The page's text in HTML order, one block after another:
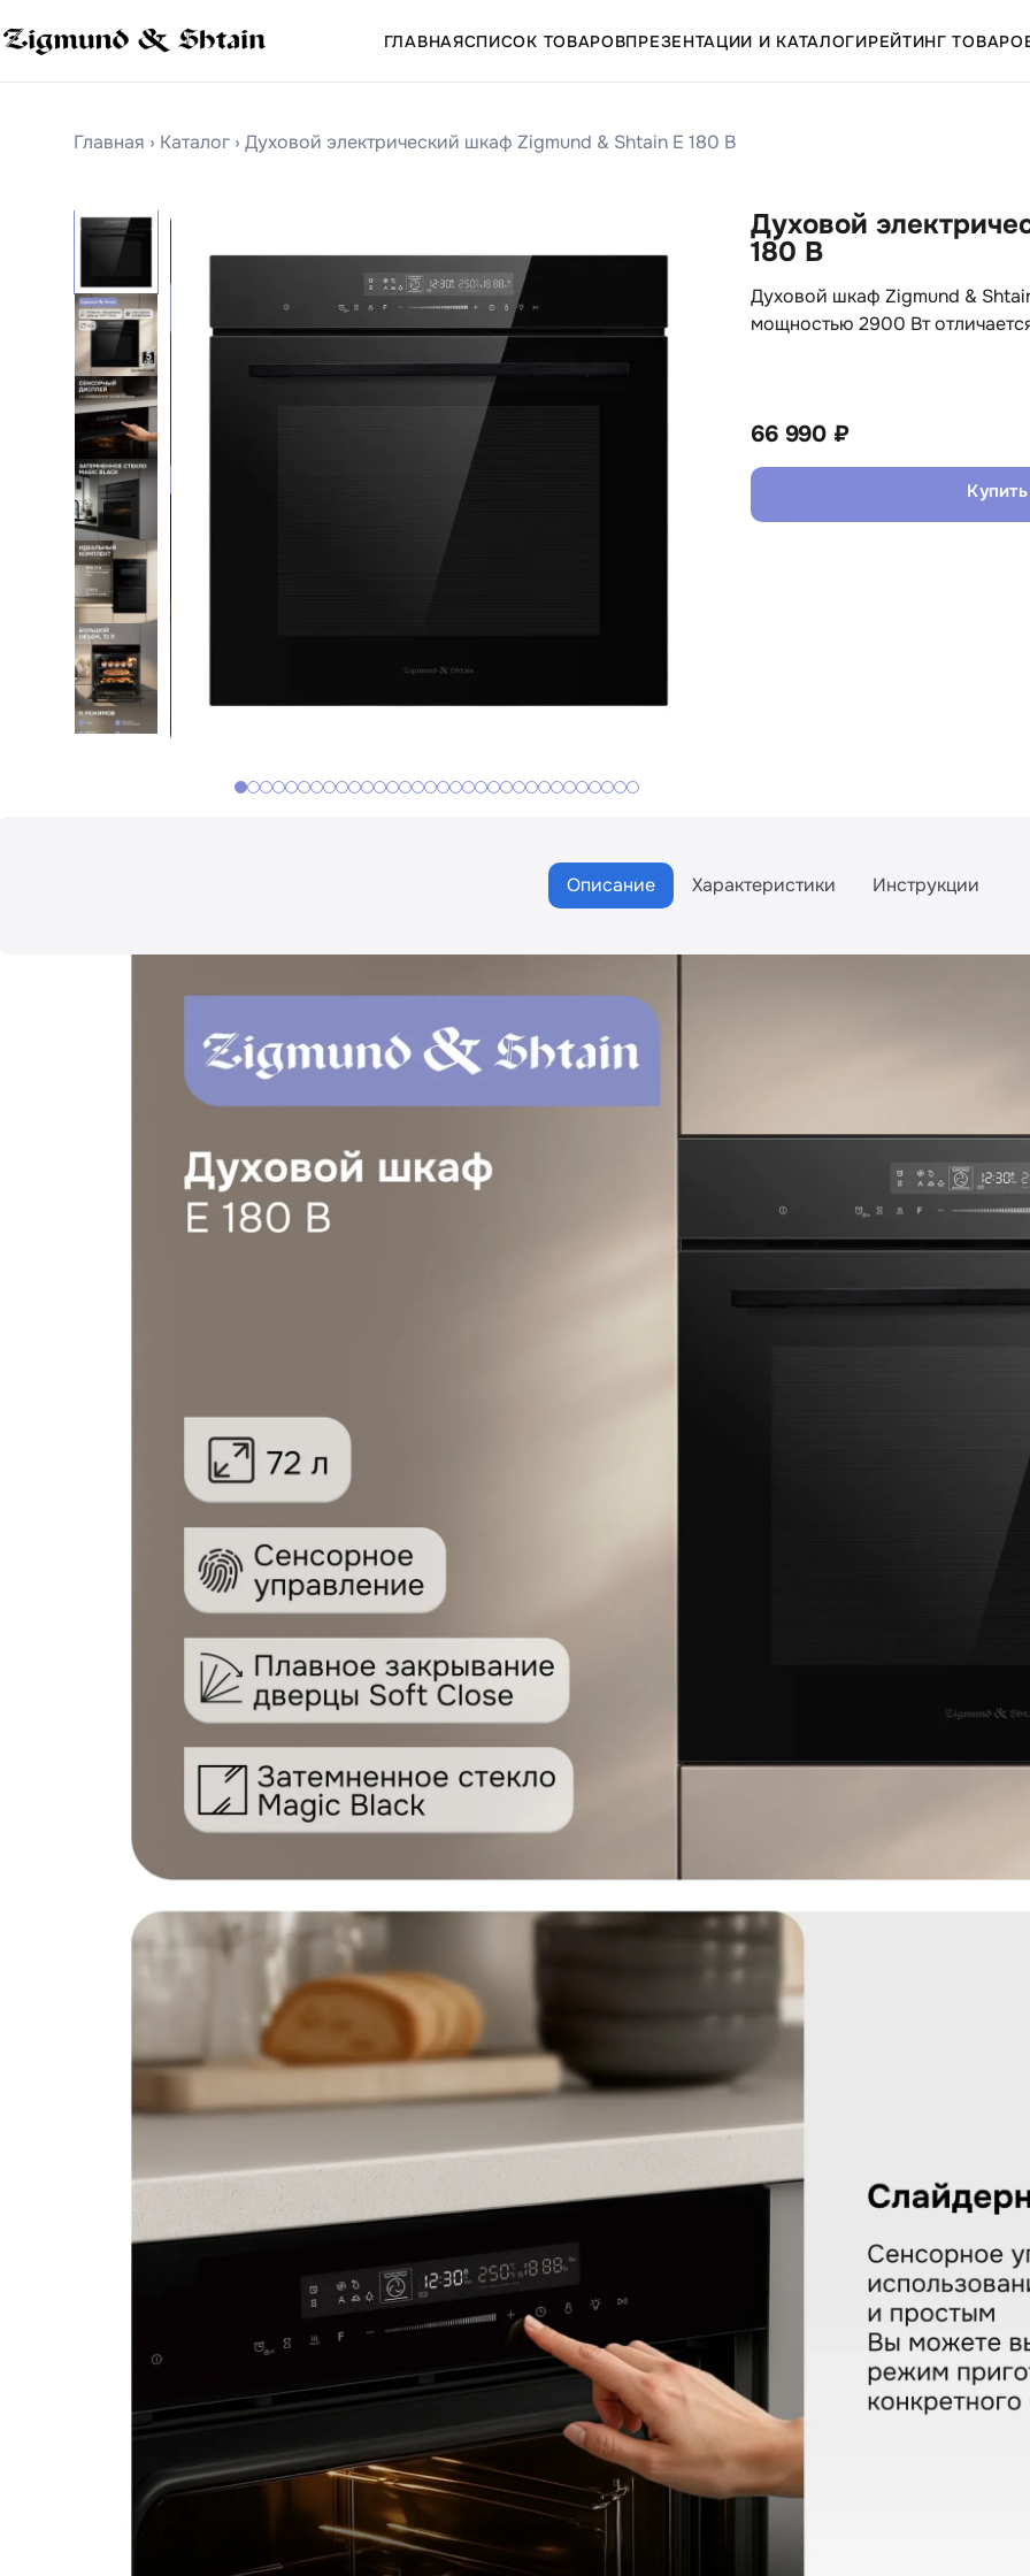
ГЛАВНАЯСПИСОК ТОВАРОВПРЕЗЕНТАЦИИ И КАТАЛОГИРЕЙТИНГ
Главная › Каталог › Духовой электрический шкаф Zigmund & Shtain E 180 B
Духовой
180 B
Духовой шкаф Zigmund &
мощностью 2900 Вт
66 990 ₽
Описание Характеристики Инструкции
КУПИТЬ В ОДИН КЛИК
Заполните короткую форму —
и мы оформим заказ за вас.
Ваше имя
Духовой электрический шкаф Zigmund & Shtain E
Поделитесь впечатлениями